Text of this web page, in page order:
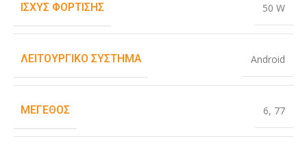
ΙΣΧΎΣ ΦΌΡΤΙΣΗΣ 50 W
ΛΕΙΤΟΥΡΓΙΚΌ ΣΎΣΤΗΜΑ Android
ΜΈΓΕΘΟΣ 6, 77